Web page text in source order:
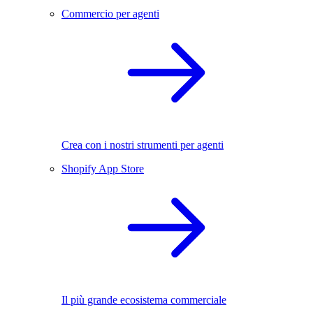
Commercio per agenti
Crea con i nostri strumenti per agenti
Shopify App Store
Il più grande ecosistema commerciale